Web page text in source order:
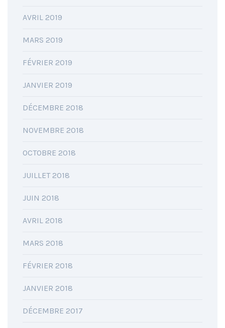
AVRIL 2019
MARS 2019
FÉVRIER 2019
JANVIER 2019
DÉCEMBRE 2018
NOVEMBRE 2018
OCTOBRE 2018
JUILLET 2018
JUIN 2018
AVRIL 2018
MARS 2018
FÉVRIER 2018
JANVIER 2018
DÉCEMBRE 2017